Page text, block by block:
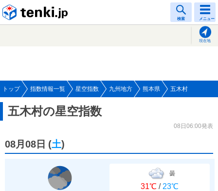
検索 メニュー
現在地
トップ 指数情報一覧 星空指数 九州地方 熊本県 五木村
五木村の星空指数
08日06:00発表
08月08日 (土)
曇
31℃ / 23℃